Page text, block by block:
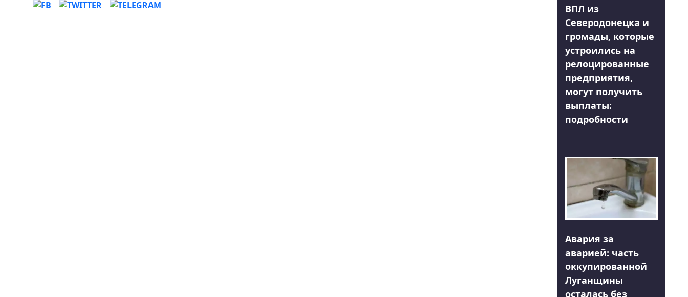
ВПЛ из
Северодонецка и
громады, которые
устроились на
релоцированные
предприятия,
могут получить
выплаты:
подробности
Авария за
аварией: часть
оккупированной
Луганщины
осталась без